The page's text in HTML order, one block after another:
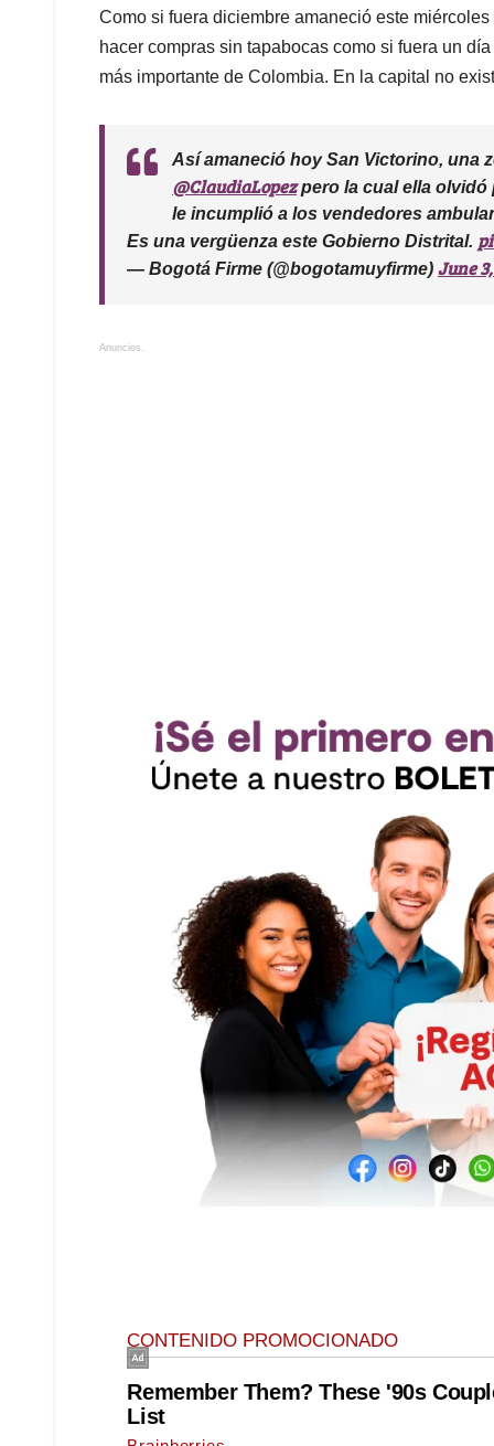
A
p
p
o
o
k
d
I
n
d
s
Como si fuera diciembre amaneció este
hacer compras sin tapabocas como si fuera un
más importante de Colombia. En la capital no
Así amaneció hoy San Victorino, una
@ClaudiaLopezpero la cual ella olvidó
le incumplió a los vendedores
Es una vergüenza este Gobierno Distrital.
— Bogotá Firme (@bogotamuyfirme) June
Anuncios.